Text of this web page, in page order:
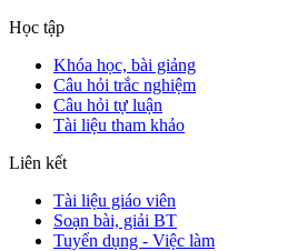
Học tập
Khóa học, bài giảng
Câu hỏi trắc nghiệm
Câu hỏi tự luận
Tài liệu tham khảo
Liên kết
Tài liệu giáo viên
Soạn bài, giải BT
Tuyển dụng - Việc làm